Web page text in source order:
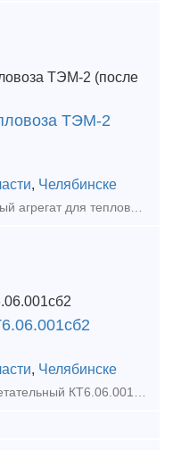
ТЭМ-2
, Челябинске
, Челябинске
В наличии на складе клапан нагнетательный КТ6.06.001сб2. А также большой выбор жд запчастей в наличии и под заказ. Тип предложения: предлагаю продукцию, услугу